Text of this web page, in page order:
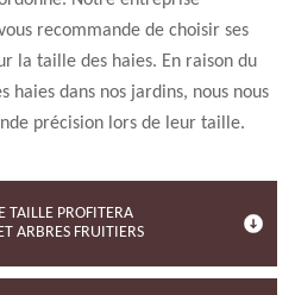
recommande de choisir ses
la taille des haies. En raison du
haies dans nos jardins, nous nous
précision lors de leur taille.
TAILLE PROFITERA
ARBRES FRUITIERS